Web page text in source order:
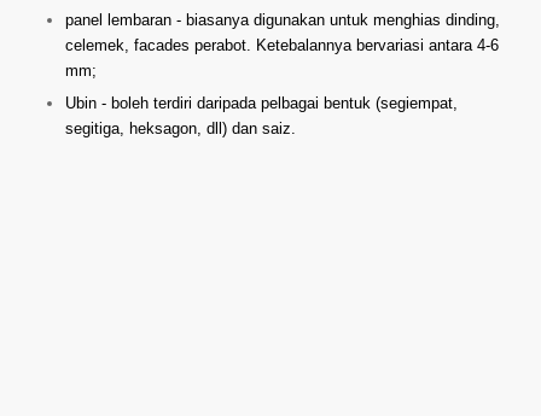
panel lembaran - biasanya digunakan untuk menghias dinding,
celemek, facades perabot. Ketebalannya bervariasi antara 4-6
mm;
Ubin - boleh terdiri daripada pelbagai bentuk (segiempat,
segitiga, heksagon, dll) dan saiz.